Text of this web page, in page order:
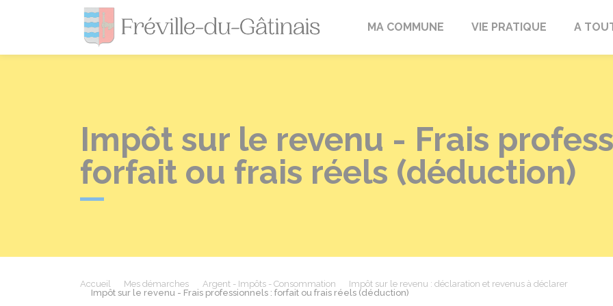
Fréville-du-Gâtinais
MA COMMUNE VIE PRATIQUE A
Impôt sur le revenu - Frais
forfait ou frais réels (déduction)
Accueil Mes démarches Argent - Impôts - Consommation
Impôt sur le revenu : déclaration et revenus à déclarer
Impôt sur le revenu - Frais professionnels : forfait ou frais réels (déduction)